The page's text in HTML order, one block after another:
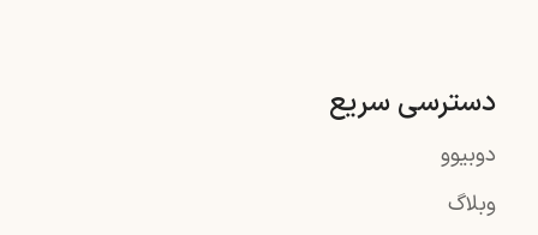
دسترسی سریع
دوبیوو
وبلاگ